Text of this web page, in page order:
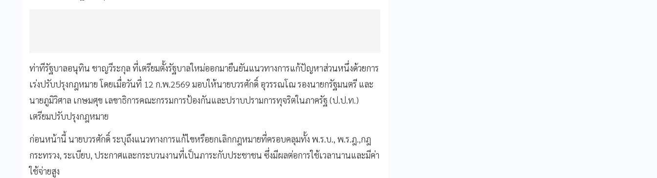
ท่าทีรัฐบาลอนุทิน ชาญวีระกุล ที่เตรียมตั้งรัฐบาลใหม่ออกมายืนยันแนวทางการแก้ปัญหาส่วนหนึ่งด้วยการ
เร่งปรับปรุงกฎหมาย โดยเมื่อวันที่ 12 ก.พ.2569 มอบให้นายบวรศักดิ์ อุวรรณโณ รองนายกรัฐมนตรี และ
นายภูมิวิศาล เกษมศุข เลขาธิการคณะกรรมการป้องกันและปราบปรามการทุจริตในภาครัฐ (ป.ป.ท.)
เตรียมปรับปรุงกฎหมาย
ก่อนหน้านี้ นายบวรศักดิ์ ระบุถึงแนวทางการแก้ไขหรือยกเลิกกฎหมายที่ครอบคลุมทั้ง พ.ร.บ., พ.ร.ฎ.,กฎ
กระทรวง, ระเบียบ, ประกาศและกระบวนงานที่เป็นภาระกับประชาชน ซึ่งมีผลต่อการใช้เวลานานและมีค่า
ใช้จ่ายสูง